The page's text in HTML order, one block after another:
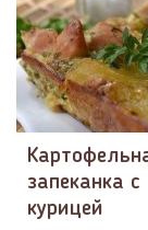
запеканка с
курицей